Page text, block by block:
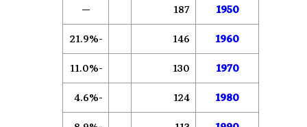
1950
187
—
1960
146
-21.9%
1970
130
-11.0%
1980
124
-4.6%